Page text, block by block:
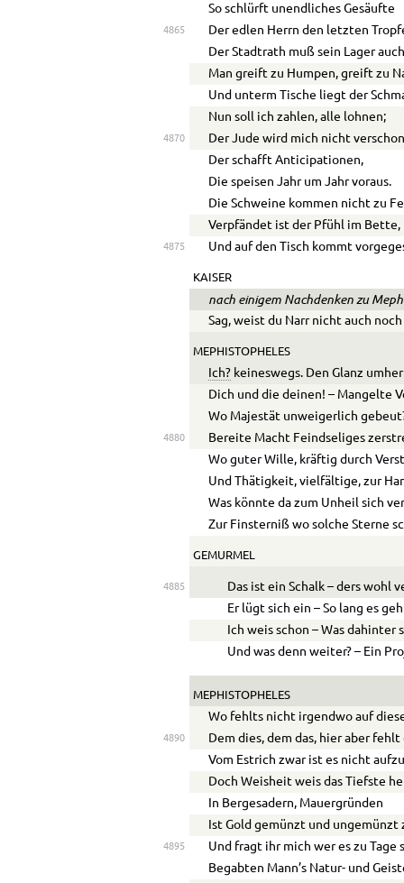
So schlürft unendliches Gesäufte
4865
Der edlen Herrn den letzten
Der Stadtrath muß sein Lager
Man greift zu Humpen, greift zu
Und unterm Tische liegt der
Nun soll ich zahlen, alle lohnen;
4870
Der Jude wird mich nicht
Der schafft Anticipationen,
Die speisen Jahr um Jahr voraus.
Die Schweine kommen nicht zu
Verpfändet ist der Pfühl im Bette,
4875 Und auf den Tisch kommt
KAISER
nach einigem Nachdenken zu
Sag, weist du Narr nicht auch
MEPHISTOPHELES
Ich? keineswegs. Den Glanz
Dich und die deinen! – Mangelte
Wo Majestät unweigerlich
4880
Bereite Macht Feindseliges
Wo guter Wille, kräftig durch
Und Thätigkeit, vielfältige, zur
Was könnte da zum Unheil sich
Zur Finsterniß wo solche Sterne
GEMURMEL
4885
Das ist ein Schalk – ders wohl
Er lügt sich ein – So lang es
Ich weis schon – Was dahinter
Und was denn weiter? – Ein
MEPHISTOPHELES
Wo fehlts nicht irgendwo auf
4890
Dem dies, dem das, hier aber fehlt
Vom Estrich zwar ist es nicht
Doch Weisheit weis das Tiefste
In Bergesadern, Mauergründen
Ist Gold gemünzt und ungemünzt
4895
Und fragt ihr mich wer es zu Tage
Begabten Mann’s Natur- und